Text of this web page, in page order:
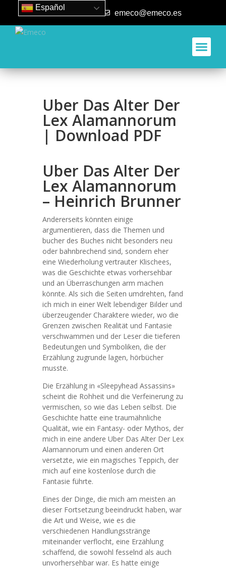
93 840 50 80 emeco@emeco.es
Uber Das Alter Der
Lex Alamannorum
| Download PDF
Uber Das Alter Der
Lex Alamannorum
– Heinrich Brunner
Andererseits könnten einige
argumentieren, dass die Themen und
bucher des Buches nicht besonders neu
oder bahnbrechend sind, sondern eher
eine Wiederholung vertrauter Klischees,
was die Geschichte etwas vorhersehbar
und an Überraschungen arm machen
könnte. Als sich die Seiten umdrehten, fand
ich mich in einer Welt lebendiger Bilder und
überzeugender Charaktere wieder, wo die
Grenzen zwischen Realität und Fantasie
verschwammen und der Leser die tieferen
Bedeutungen und Symboliken, die der
Erzählung zugrunde lagen, hörbücher
musste.
Die Erzählung in «Sleepyhead Assassins»
scheint die Rohheit und die Verfeinerung zu
vermischen, so wie das Leben selbst. Die
Geschichte hatte eine traumähnliche
Qualität, wie ein Fantasy- oder Mythos, der
mich in eine andere Uber Das Alter Der Lex
Alamannorum und einen anderen Ort
versetzte, wie ein magisches Teppich, der
mich auf eine kostenlose durch die
Fantasie führte.
Eines der Dinge, die mich am meisten an
dieser Fortsetzung beeindruckt haben, war
die Art und Weise, wie es die
verschiedenen Handlungsstränge
miteinander verflocht, eine Erzählung
schaffend, die sowohl fesselnd als auch
unvorhersehbar war. Es hatte einige
Español